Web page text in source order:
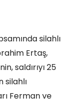
silahlı
Ertaş,
saldırıyı 25
silahlı
Ferman ve